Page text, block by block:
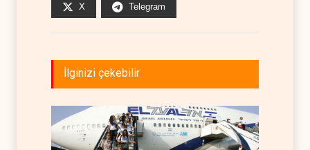
X Telegram
İlginizi çekebilir